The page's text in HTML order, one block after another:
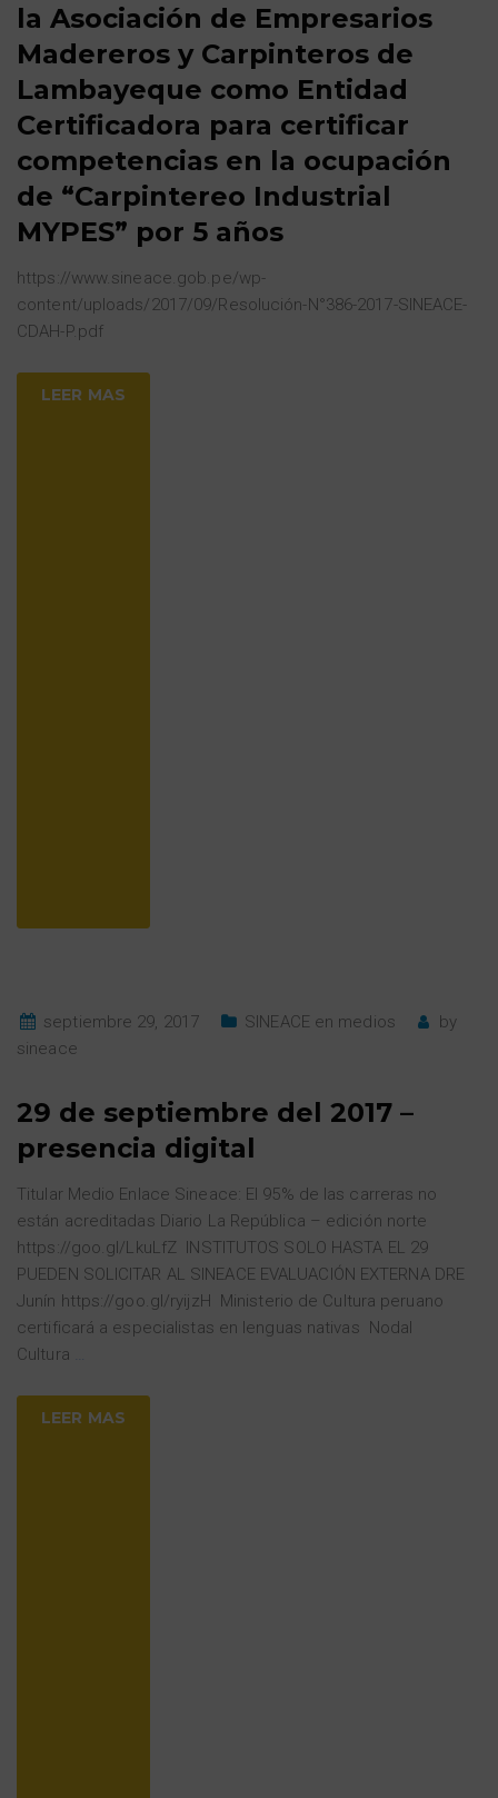
la Asociación de Empresarios
Madereros y Carpinteros de
Lambayeque como Entidad
Certificadora para certificar
competencias en la ocupación
de “Carpintereo Industrial
MYPES” por 5 años
https://www.sineace.gob.pe/wp-
content/uploads/2017/09/Resolución-N°386-2017-SINEACE-
CDAH-P.pdf
LEER MAS
septiembre 29, 2017 SINEACE en medios
by
sineace
29 de septiembre del 2017 –
presencia digital
Titular Medio Enlace Sineace: El 95% de las carreras no
están acreditadas Diario La República – edición norte
https://goo.gl/LkuLfZ INSTITUTOS SOLO HASTA EL 29
PUEDEN SOLICITAR AL SINEACE EVALUACIÓN EXTERNA DRE
Junín https://goo.gl/ryijzH Ministerio de Cultura peruano
certificará a especialistas en lenguas nativas Nodal
Cultura
LEER MAS